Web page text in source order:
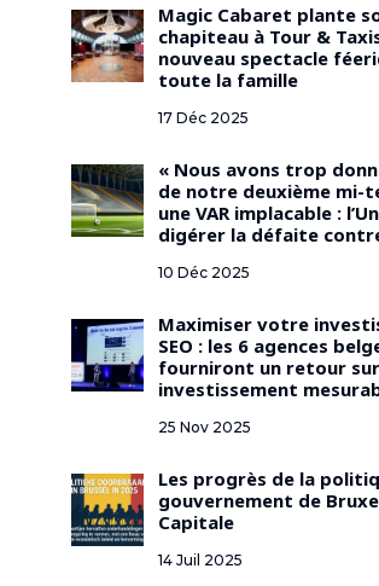
Magic Cabaret plante
chapiteau à Tour &
nouveau spectacle
toute la famille
17 Déc 2025
« Nous avons trop
de notre deuxième mi-
une VAR implacable :
digérer la défaite
10 Déc 2025
Maximiser votre
SEO : les 6 agences
fourniront un retour sur
investissement
25 Nov 2025
Les progrès de la
gouvernement de
Capitale
14 Juil 2025